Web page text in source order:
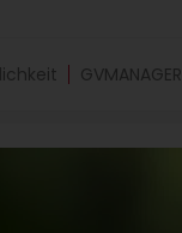
GVMANAGER